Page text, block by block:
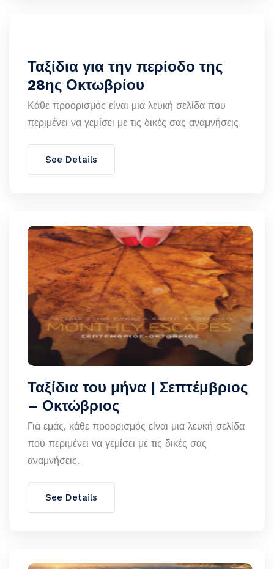
Ταξίδια για την περίοδο της
28ης Οκτωβρίου
Κάθε προορισμός είναι μια λευκή σελίδα που
περιμένει να γεμίσει με τις δικές σας αναμνήσεις
See Details
Ταξίδια του μήνα | Σεπτέμβριος
– Οκτώβριος
Για εμάς, κάθε προορισμός είναι μια λευκή σελίδα
που περιμένει να γεμίσει με τις δικές σας
αναμνήσεις.
See Details